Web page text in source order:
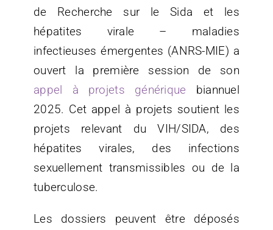
de Recherche sur le Sida et les
hépatites virale – maladies
infectieuses émergentes (ANRS-MIE) a
ouvert la première session de son
appel à projets générique biannuel
2025. Cet appel à projets soutient les
projets relevant du VIH/SIDA, des
hépatites virales, des infections
sexuellement transmissibles ou de la
tuberculose.
Les dossiers peuvent être déposés